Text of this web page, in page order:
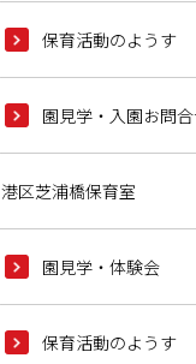
保育活動のようす
園見学・入園お問
港区芝浦橋保育室
園見学・体験会
保育活動のようす